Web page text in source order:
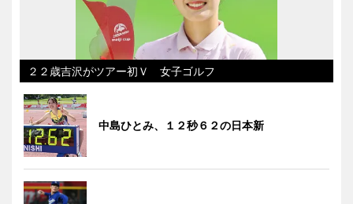
２２歳吉沢がツアー初Ｖ 女子ゴルフ
中島ひとみ、１２秒６２の日本新